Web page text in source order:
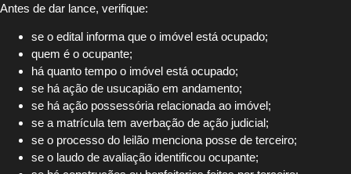
Antes de dar lance, verifique:
se o edital informa que o imóvel está ocupado;
quem é o ocupante;
há quanto tempo o imóvel está ocupado;
se há ação de usucapião em andamento;
se há ação possessória relacionada ao imóvel;
se a matrícula tem averbação de ação judicial;
se o processo do leilão menciona posse de terceiro;
se o laudo de avaliação identificou ocupante;